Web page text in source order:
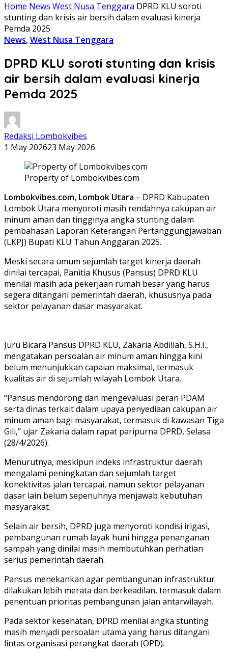
Home News West Nusa Tenggara DPRD KLU soroti
stunting dan krisis air bersih dalam evaluasi kinerja
Pemda 2025
News,West Nusa Tenggara
DPRD KLU soroti stunting dan krisis
air bersih dalam evaluasi kinerja
Pemda 2025
Redaksi Lombokvibes
1 May 202623 May 2026
Property of Lombokvibes.com
Lombokvibes.com, Lombok Utara – DPRD Kabupaten
Lombok Utara menyoroti masih rendahnya cakupan air
minum aman dan tingginya angka stunting dalam
pembahasan Laporan Keterangan Pertanggungjawaban
(LKPJ) Bupati KLU Tahun Anggaran 2025.
Meski secara umum sejumlah target kinerja daerah
dinilai tercapai, Panitia Khusus (Pansus) DPRD KLU
menilai masih ada pekerjaan rumah besar yang harus
segera ditangani pemerintah daerah, khususnya pada
sektor pelayanan dasar masyarakat.
Juru Bicara Pansus DPRD KLU, Zakaria Abdillah, S.H.I.,
mengatakan persoalan air minum aman hingga kini
belum menunjukkan capaian maksimal, termasuk
kualitas air di sejumlah wilayah Lombok Utara.
“Pansus mendorong dan mengevaluasi peran PDAM
serta dinas terkait dalam upaya penyediaan cakupan air
minum aman bagi masyarakat, termasuk di kawasan Tiga
Gili,” ujar Zakaria dalam rapat paripurna DPRD, Selasa
(28/4/2026).
Menurutnya, meskipun indeks infrastruktur daerah
mengalami peningkatan dan sejumlah target
konektivitas jalan tercapai, namun sektor pelayanan
dasar lain belum sepenuhnya menjawab kebutuhan
masyarakat.
Selain air bersih, DPRD juga menyoroti kondisi irigasi,
pembangunan rumah layak huni hingga penanganan
sampah yang dinilai masih membutuhkan perhatian
serius pemerintah daerah.
Pansus menekankan agar pembangunan infrastruktur
dilakukan lebih merata dan berkeadilan, termasuk dalam
penentuan prioritas pembangunan jalan antarwilayah.
Pada sektor kesehatan, DPRD menilai angka stunting
masih menjadi persoalan utama yang harus ditangani
lintas organisasi perangkat daerah (OPD).